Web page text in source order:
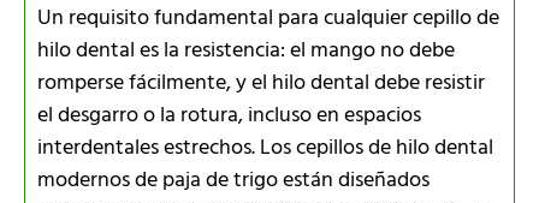
Un requisito fundamental para cualquier cepillo de
hilo dental es la resistencia: el mango no debe
romperse fácilmente, y el hilo dental debe resistir
el desgarro o la rotura, incluso en espacios
interdentales estrechos. Los cepillos de hilo dental
modernos de paja de trigo están diseñados